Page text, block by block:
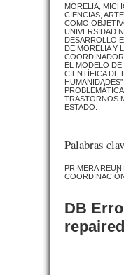
MORELIA,
CIENCIAS,
COMO
UNIVERSIDAD
DESARROLLO
DE MORELIA Y
EL MODELO
CIENTÍFICA DE
TRASTORNOS
ESTADO.
Palabras
PRIMERA
DB
repaired